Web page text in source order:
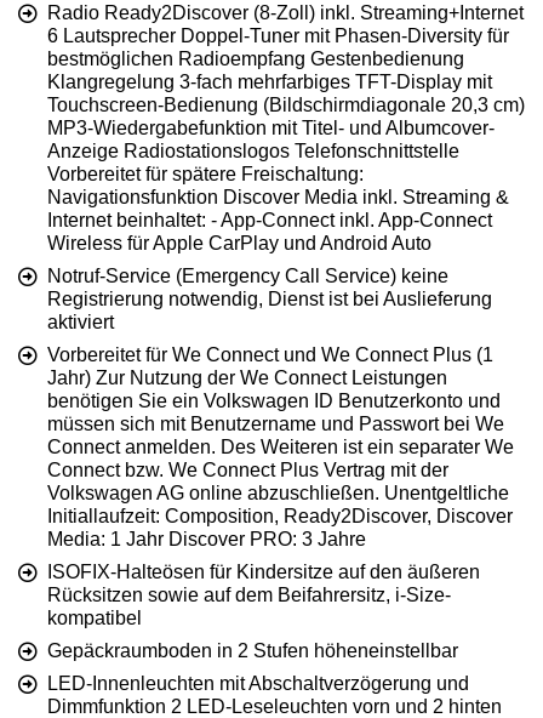
Radio Ready2Discover (8-Zoll) inkl. Streaming+Internet
6 Lautsprecher Doppel-Tuner mit Phasen-Diversity für
bestmöglichen Radioempfang Gestenbedienung
Klangregelung 3-fach mehrfarbiges TFT-Display mit
Touchscreen-Bedienung (Bildschirmdiagonale 20,3 cm)
MP3-Wiedergabefunktion mit Titel- und Albumcover-
Anzeige Radiostationslogos Telefonschnittstelle
Vorbereitet für spätere Freischaltung:
Navigationsfunktion Discover Media inkl. Streaming &
Internet beinhaltet: - App-Connect inkl. App-Connect
Wireless für Apple CarPlay und Android Auto
Notruf-Service (Emergency Call Service) keine
Registrierung notwendig, Dienst ist bei Auslieferung
aktiviert
Vorbereitet für We Connect und We Connect Plus (1
Jahr) Zur Nutzung der We Connect Leistungen
benötigen Sie ein Volkswagen ID Benutzerkonto und
müssen sich mit Benutzername und Passwort bei We
Connect anmelden. Des Weiteren ist ein separater We
Connect bzw. We Connect Plus Vertrag mit der
Volkswagen AG online abzuschließen. Unentgeltliche
Initiallaufzeit: Composition, Ready2Discover, Discover
Media: 1 Jahr Discover PRO: 3 Jahre
ISOFIX-Halteösen für Kindersitze auf den äußeren
Rücksitzen sowie auf dem Beifahrersitz, i-Size-
kompatibel
Gepäckraumboden in 2 Stufen höheneinstellbar
LED-Innenleuchten mit Abschaltverzögerung und
Dimmfunktion 2 LED-Leseleuchten vorn und 2 hinten